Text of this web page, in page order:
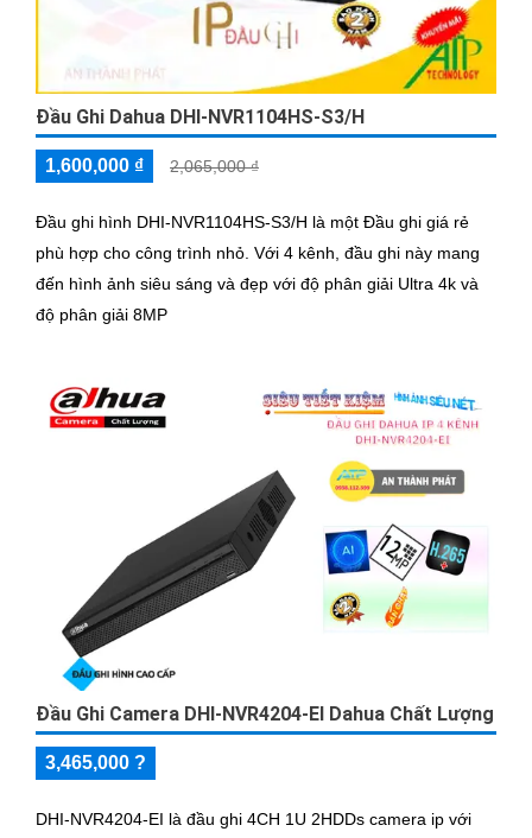
Đầu Ghi Dahua DHI-NVR1104HS-S3/H
1,600,000 ₫ 2,065,000 ₫
Đầu ghi hình DHI-NVR1104HS-S3/H là một Đầu ghi giá rẻ
phù hợp cho công trình nhỏ. Với 4 kênh, đầu ghi này mang
đến hình ảnh siêu sáng và đẹp với độ phân giải Ultra 4k và
độ phân giải 8MP
Đầu Ghi Camera DHI-NVR4204-EI Dahua Chất Lượng
3,465,000 ?
DHI-NVR4204-EI là đầu ghi 4CH 1U 2HDDs camera ip với